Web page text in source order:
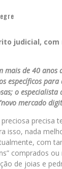
judicial, com
de 40
para
o
mercado
precisa
isso, nada
com
comprados
de joias e